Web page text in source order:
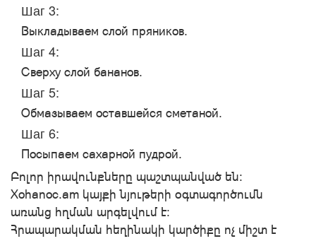
Шаг 3:
Выкладываем слой пряников.
Шаг 4:
Сверху слой бананов.
Шаг 5:
Обмазываем оставшейся сметаной.
Шаг 6:
Посыпаем сахарной пудрой.
Բոլոր իրավունքները պաշտպանված են:
Xohanoc.am կայքի նյութերի օգտագործումն
առանց հղման արգելվում է:
Հրապարակման հեղինակի կարծիքը ոչ միշտ է